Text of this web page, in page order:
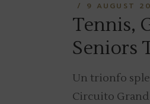
9 AUGUST
Tennis,
Seniors
Un trionfo
Circuito